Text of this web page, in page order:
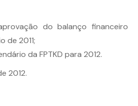
do balanço financeiro
de 2011;
da FPTKD para 2012.
2012.